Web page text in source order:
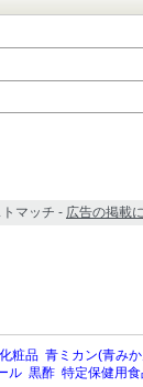
マッチ - 広告の掲載
粧品 青ミカン(青み
ル 黒酢 特定保健用